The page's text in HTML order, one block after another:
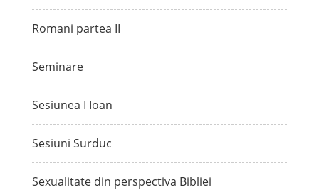
Romani partea II
Seminare
Sesiunea I Ioan
Sesiuni Surduc
Sexualitate din perspectiva Bibliei